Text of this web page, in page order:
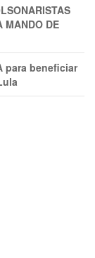
MANDO DE
para beneficiar